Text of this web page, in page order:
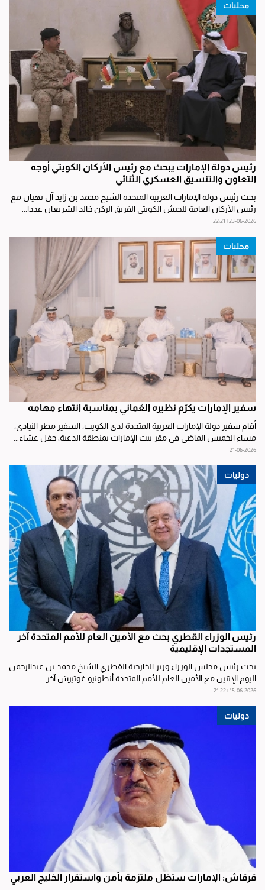
محليات
رئيس دولة الإمارات يبحث مع رئيس الأركان الكويتي أوجه
التعاون والتنسيق العسكري الثنائي
بحث رئيس دولة الإمارات العربية المتحدة الشيخ محمد بن زايد آل نهيان مع
رئيس الأركان العامة للجيش الكويتي الفريق الركن خالد الشريعان عددا...
23-06-2026 | 22:21
محليات
سفير الإمارات يكرّم نظيره العُماني بمناسبة انتهاء مهامه
أقام سفير دولة الإمارات العربية المتحدة لدى الكويت، السفير مطر النيادي،
مساء الخميس الماضي في مقر بيت الإمارات بمنطقة الدعية، حفل عشاء...
21-06-2026
دوليات
رئيس الوزراء القطري بحث مع الأمين العام للأمم المتحدة آخر
المستجدات الإقليمية
بحث رئيس مجلس الوزراء وزير الخارجية القطري الشيخ محمد بن عبدالرحمن
اليوم الإثنين مع الأمين العام للأمم المتحدة أنطونيو غوتيرش آخر...
15-06-2026 | 21:22
دوليات
قرقاش: الإمارات ستظل ملتزمة بأمن واستقرار الخليج العربي